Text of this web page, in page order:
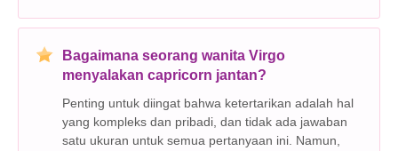
perlu memperhatikan hal -hal tertentu: Virgo harus
Bagaimana seorang wanita Virgo
menyalakan capricorn jantan?
Penting untuk diingat bahwa ketertarikan adalah hal
yang kompleks dan pribadi, dan tidak ada jawaban
satu ukuran untuk semua pertanyaan ini. Namun,